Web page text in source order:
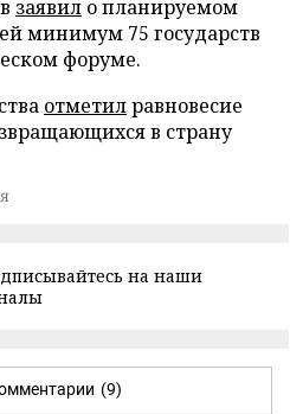
заявил о планируемом
минимум 75 государств
форуме.
отметилравновесие
в страну
на наши
(9)